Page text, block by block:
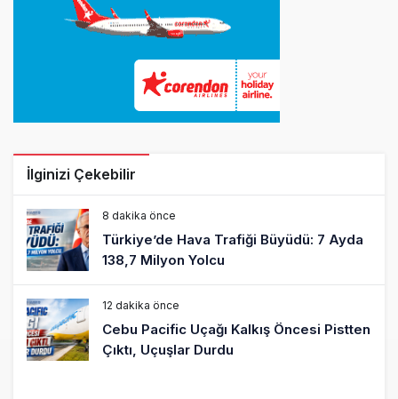
İlginizi Çekebilir
8 dakika önce
Türkiye’de Hava Trafiği Büyüdü: 7 Ayda
138,7 Milyon Yolcu
12 dakika önce
Cebu Pacific Uçağı Kalkış Öncesi Pistten
Çıktı, Uçuşlar Durdu